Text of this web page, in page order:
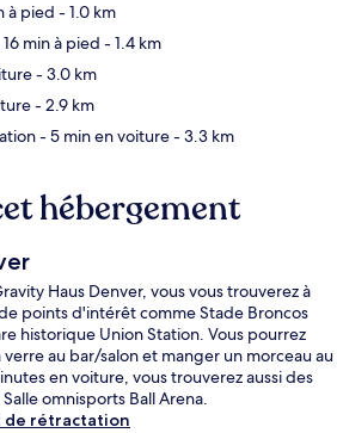
à pied - 1.0 km
min à pied - 1.4 km
- 3.0 km
- 2.9 km
- 5 min en voiture- 3.3 km
hébergement
Haus Denver, vous vous trouverez à
points d'intérêt comme Stade Broncos
historique Union Station. Vous pourrez
au bar/salon et manger un morceau au
en voiture, vous trouverez aussi des
omnisports Ball Arena.
de rétractation